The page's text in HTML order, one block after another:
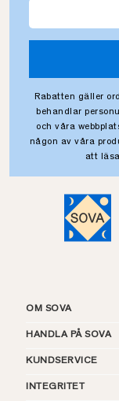
Rabatten gäller
behandlar
och våra
någon av våra
att
OM SOVA
HANDLA PÅ SOVA
KUNDSERVICE
INTEGRITET